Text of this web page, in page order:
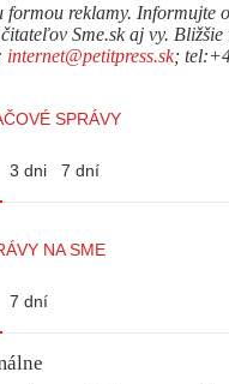
formou reklamy. Informujte
čitateľov Sme.sk aj vy.
internet@petitpress.sk;
SPRÁVY
3 dni 7 dní
NA SME
7 dní